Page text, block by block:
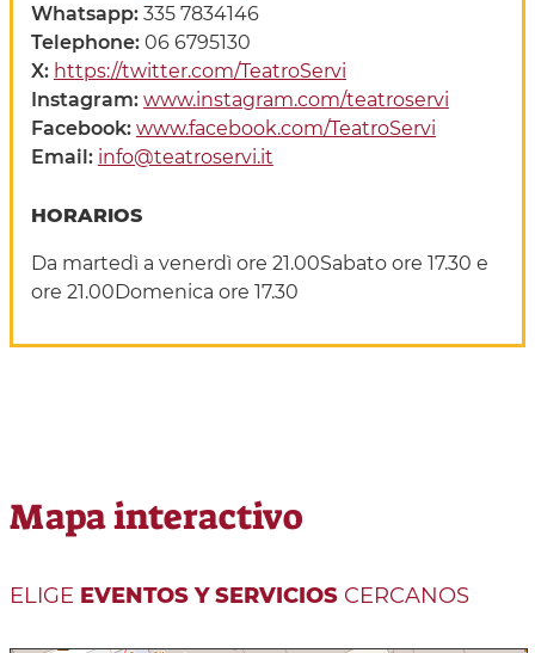
Whatsapp: 335 7834146
Telephone: 06 6795130
X: https://twitter.com/TeatroServi
Instagram: www.instagram.com/teatroservi
Facebook: www.facebook.com/TeatroServi
Email: info@teatroservi.it
HORARIOS
Da martedì a venerdì ore 21.00Sabato ore 17.30 e
ore 21.00Domenica ore 17.30
Mapa interactivo
ELIGE EVENTOS Y SERVICIOS CERCANOS